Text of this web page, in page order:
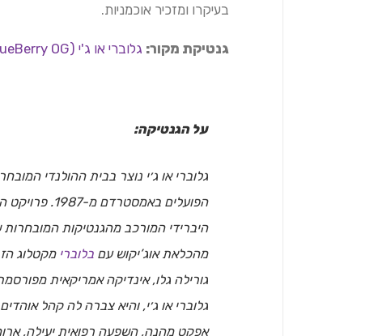
בעיקרו ומזכיר אוכמניות.
גנטיקת מקור: גלוברי או ג'י (GlueBerry OG)
על הגנטיקה:
גלוברי או ג׳י נוצר בבית ההולנדי
הפועלים
היברידי המורכב מהגנטיקות
מהכלאת אוג’יקוש עם בלוברי מקטלוג
גורילה גלו, אינדיקה אמריקאית
גלוברי או ג׳י, והיא צברה לה קהל
אפקט מהנה, השפעה רפואית יעילה,